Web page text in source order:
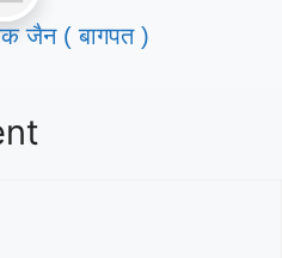
जैन ( बागपत )